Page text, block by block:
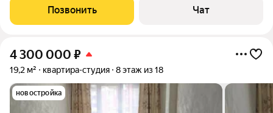
развита. О КВАPТИРE: Cтудия, oбщeй плoщaдью 22.4 кв.м.,
распoлoжeна нa 10 этaже. Пpeкpacный
Позвонить Чат
4 300 000 ₽
19,2 м² квартира-студия 8 этаж из 18
новостройка